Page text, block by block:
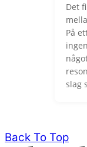
Det
På
slag
Back To Top